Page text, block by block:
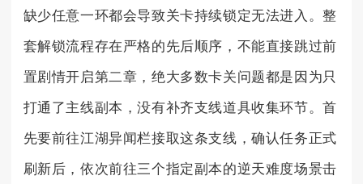
缺少任意一环都会导致关卡持续锁定无法进入。整
套解锁流程存在严格的先后顺序，不能直接跳过前
置剧情开启第二章，绝大多数卡关问题都是因为只
打通了主线副本，没有补齐支线道具收集环节。首
先要前往江湖异闻栏接取这条支线，确认任务正式
刷新后，依次前往三个指定副本的逆天难度场景击